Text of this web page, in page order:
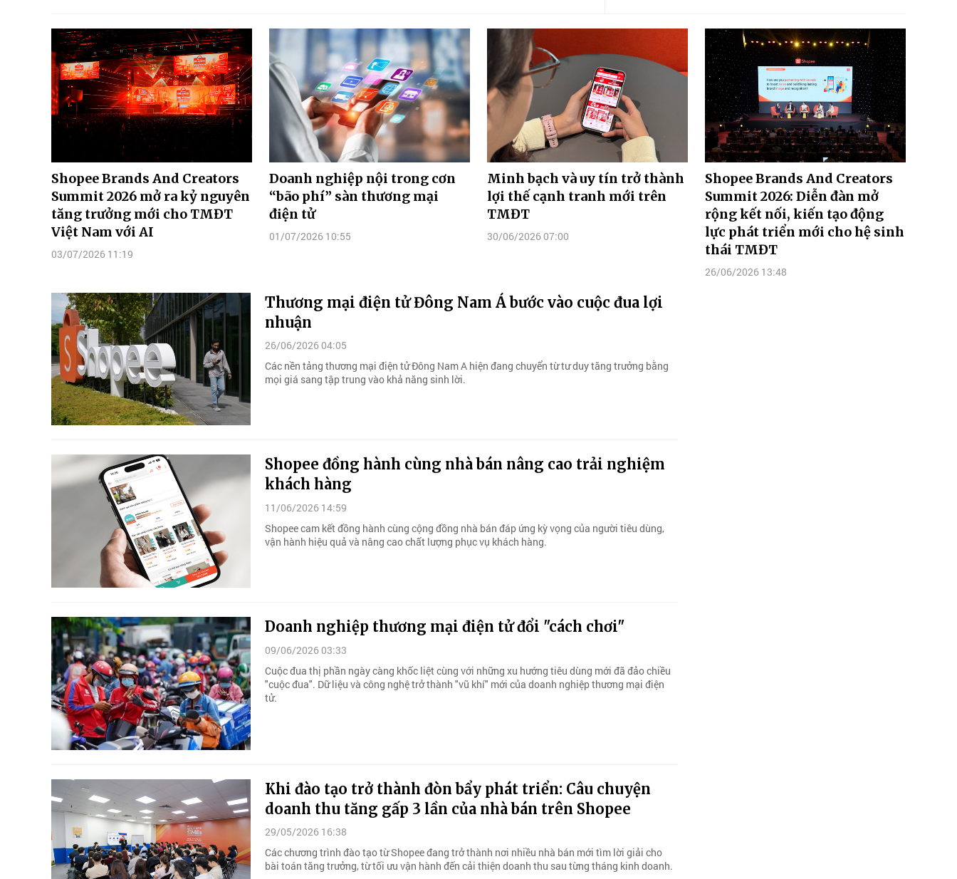
Shopee Brands And Creators
Summit 2026 mở ra kỷ nguyên
tăng trưởng mới cho TMĐT
Việt Nam với AI
03/07/2026 11:19
Doanh nghiệp nội trong cơn
“bão phí” sàn thương mại
điện tử
01/07/2026 10:55
Minh bạch và uy tín trở thành
lợi thế cạnh tranh mới trên
TMĐT
30/06/2026 07:00
Shopee Brands And Creators
Summit 2026: Diễn đàn mở
rộng kết nối, kiến tạo động
lực phát triển mới cho hệ sinh
thái TMĐT
26/06/2026 13:48
Thương mại điện tử Đông Nam Á bước vào cuộc đua lợi
nhuận
26/06/2026 04:05
Các nền tảng thương mại điện tử Đông Nam A hiện đang chuyển từ tư duy tăng trưởng bằng
mọi giá sang tập trung vào khả năng sinh lời.
Shopee đồng hành cùng nhà bán nâng cao trải nghiệm
khách hàng
11/06/2026 14:59
Shopee cam kết đồng hành cùng cộng đồng nhà bán đáp ứng kỳ vọng của người tiêu dùng,
vận hành hiệu quả và nâng cao chất lượng phục vụ khách hàng.
Doanh nghiệp thương mại điện tử đổi "cách chơi"
09/06/2026 03:33
Cuộc đua thị phần ngày càng khốc liệt cùng với những xu hướng tiêu dùng mới đã đảo chiều
"cuộc đua". Dữ liệu và công nghệ trở thành "vũ khí" mới của doanh nghiệp thương mại điện
tử.
Khi đào tạo trở thành đòn bẩy phát triển: Câu chuyện
doanh thu tăng gấp 3 lần của nhà bán trên Shopee
29/05/2026 16:38
Các chương trình đào tạo từ Shopee đang trở thành nơi nhiều nhà bán mới tìm lời giải cho
bài toán tăng trưởng, từ tối ưu vận hành đến cải thiện doanh thu sau từng tháng kinh doanh.